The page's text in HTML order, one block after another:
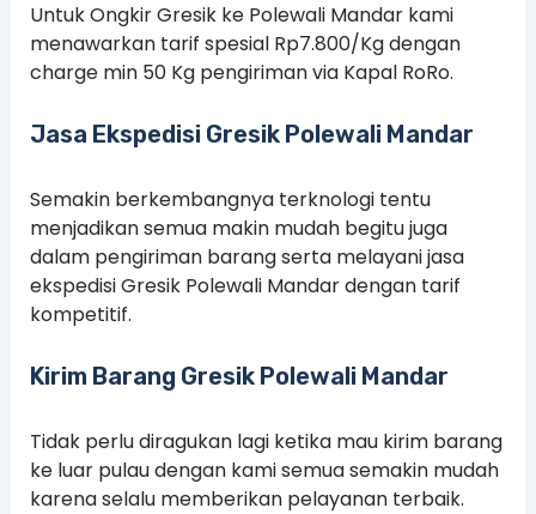
Untuk Ongkir Gresik ke Polewali Mandar kami
menawarkan tarif spesial Rp7.800/Kg dengan
charge min 50 Kg pengiriman via Kapal RoRo.
Jasa Ekspedisi Gresik Polewali Mandar
Semakin berkembangnya terknologi tentu
menjadikan semua makin mudah begitu juga
dalam pengiriman barang serta melayani jasa
ekspedisi Gresik Polewali Mandar dengan tarif
kompetitif.
Kirim Barang Gresik Polewali Mandar
Tidak perlu diragukan lagi ketika mau kirim barang
ke luar pulau dengan kami semua semakin mudah
karena selalu memberikan pelayanan terbaik.